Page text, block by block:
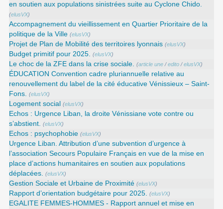
en soutien aux populations sinistrées suite au Cyclone Chido.
(elusVX)
Accompagnement du vieillissement en Quartier Prioritaire de la
politique de la Ville (elusVX)
Projet de Plan de Mobilité des territoires lyonnais (elusVX)
Budget primitif pour 2025. (elusVX)
Le choc de la ZFE dans la crise sociale. (article une /edito /elusVX)
ÉDUCATION Convention cadre pluriannuelle relative au
renouvellement du label de la cité éducative Vénissieux – Saint-
Fons. (elusVX)
Logement social (elusVX)
Echos : Urgence Liban, la droite Vénissiane vote contre ou
s’abstient. (elusVX)
Echos : psychophobie (elusVX)
Urgence Liban. Attribution d’une subvention d’urgence à
l’association Secours Populaire Français en vue de la mise en
place d’actions humanitaires en soutien aux populations
déplacées. (elusVX)
Gestion Sociale et Urbaine de Proximité (elusVX)
Rapport d’orientation budgétaire pour 2025. (elusVX)
EGALITE FEMMES-HOMMES - Rapport annuel et mise en